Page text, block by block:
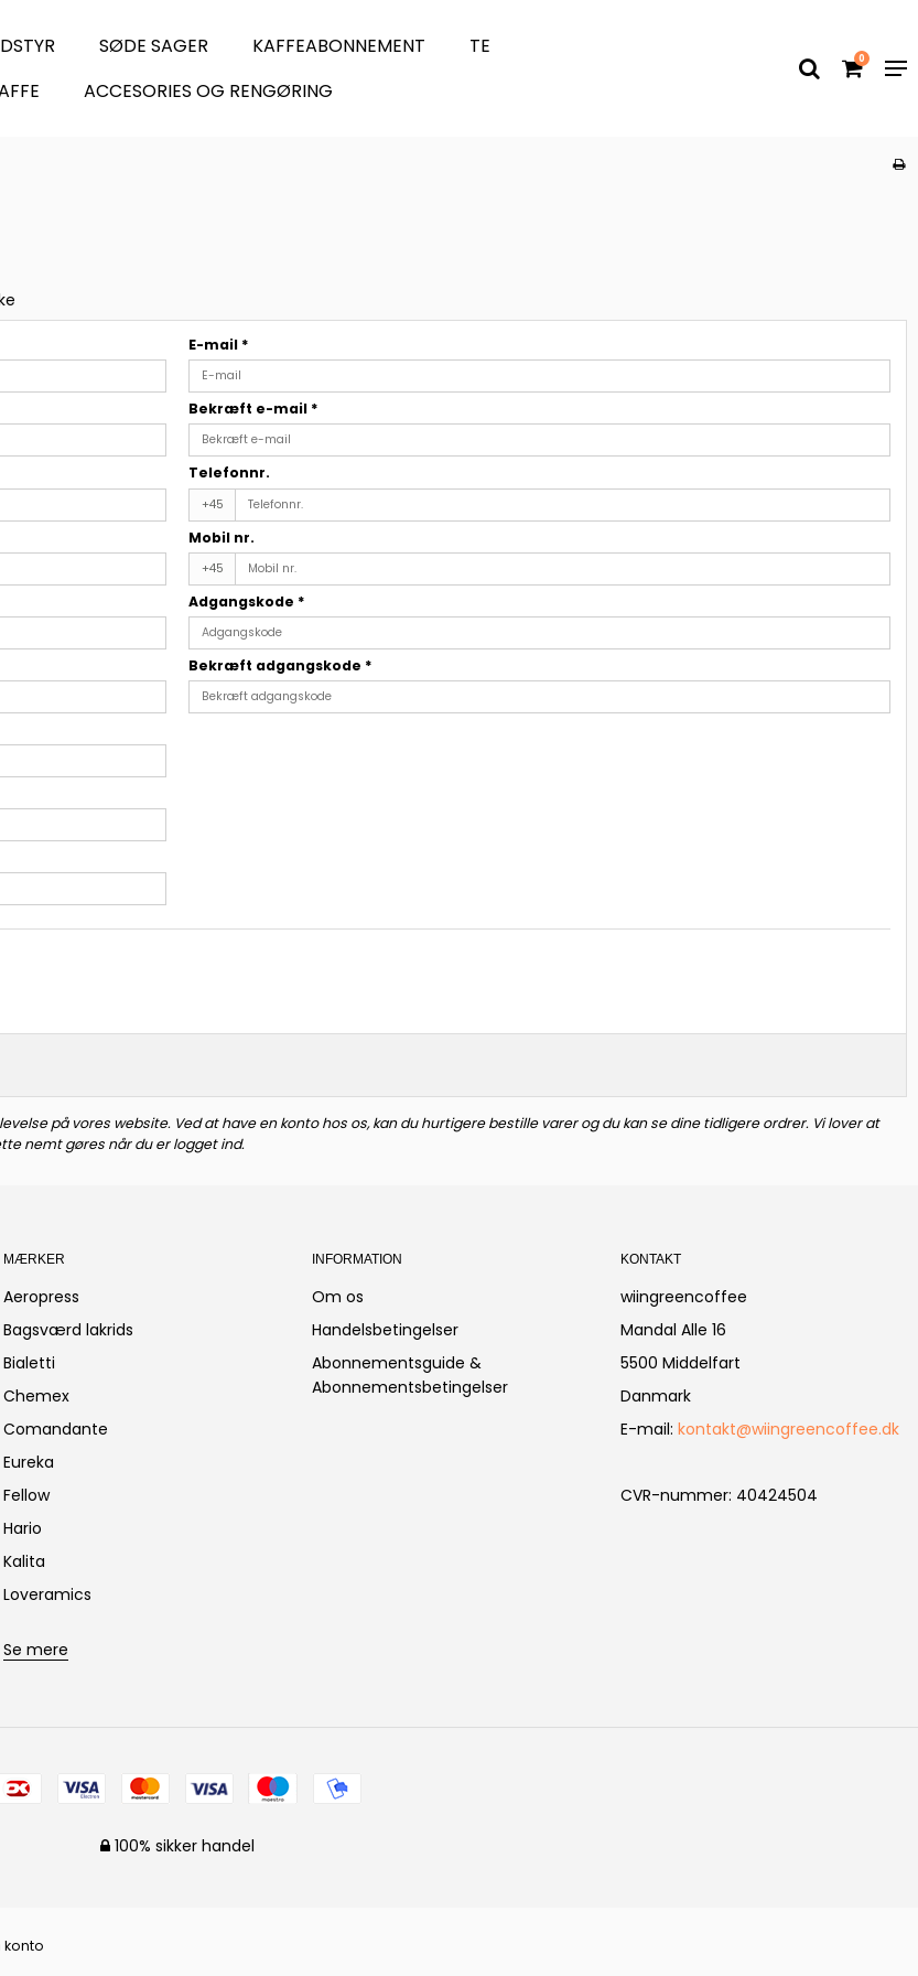
SØDE SAGER KAFFEABONNEMENT
TE
ACCESORIES OG RENGØRING
0
E-mail *
Bekræft e-mail *
Telefonnr.
+45
Mobil nr.
+45
Adgangskode *
Bekræft adgangskode *
på vores website. Ved at have en konto hos os, kan du hurtigere bestille varer og du kan se dine tidligere ordrer. Vi lover at
nemt gøres når du er logget ind.
MÆRKER
Aeropress
Bagsværd lakrids
Bialetti
Chemex
Comandante
Eureka
Fellow
Hario
Kalita
Loveramics
Se mere
INFORMATION
Om os
Handelsbetingelser
Abonnementsguide &
Abonnementsbetingelser
KONTAKT
wiingreencoffee
Mandal Alle 16
5500 Middelfart
Danmark
E-mail: kontakt@wiingreencoffee.dk
CVR-nummer: 40424504
100% sikker handel
konto